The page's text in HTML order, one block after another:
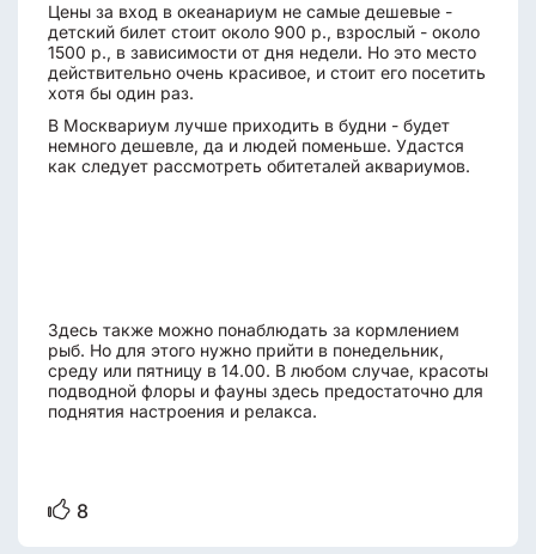
Цены за вход в океанариум не самые дешевые -
детский билет стоит около 900 р., взрослый - около
1500 р., в зависимости от дня недели. Но это место
действительно очень красивое, и стоит его посетить
хотя бы один раз.
В Москвариум лучше приходить в будни - будет
немного дешевле, да и людей поменьше. Удастся
как следует рассмотреть обитеталей аквариумов.
Здесь также можно понаблюдать за кормлением
рыб. Но для этого нужно прийти в понедельник,
среду или пятницу в 14.00. В любом случае, красоты
подводной флоры и фауны здесь предостаточно для
поднятия настроения и релакса.
8